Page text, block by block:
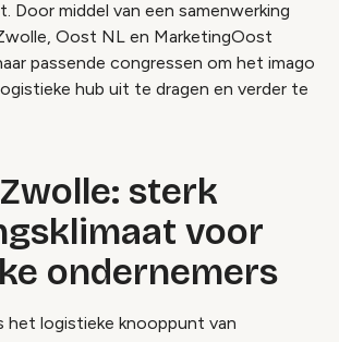
Door middel van een samenwerking
Oost NL en MarketingOost
passende congressen om het imago
hub uit te dragen en verder te
sterk
voor
ondernemers
het logistieke knooppunt van